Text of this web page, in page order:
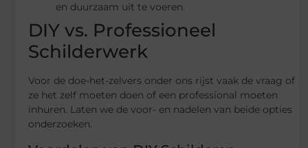
en duurzaam uit te voeren.
DIY vs. Professioneel
Schilderwerk
Voor de doe-het-zelvers onder ons rijst vaak de vraag of
ze het zelf moeten doen of een professional moeten
inhuren. Laten we de voor- en nadelen van beide opties
onderzoeken.